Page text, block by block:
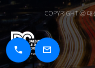
COPYRIGHT ⓒ 대